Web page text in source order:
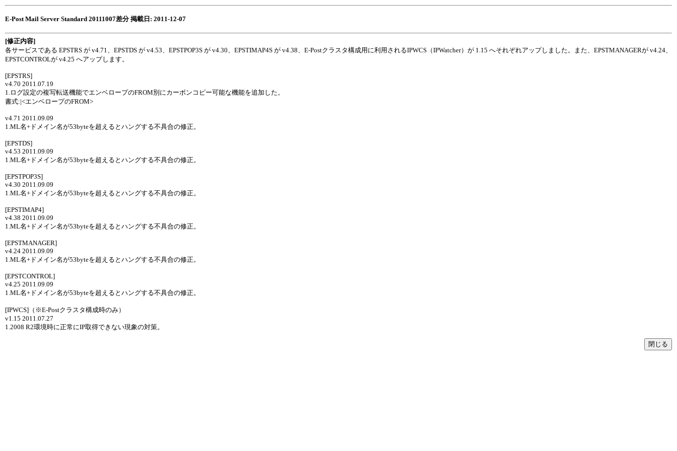
E-Post Mail Server Standard 20111007差分 掲載日: 2011-12-07
[修正内容]
各サービスである EPSTRS が v4.71、EPSTDS が v4.53、EPSTPOP3S が v4.30、EPSTIMAP4S が v4.38、E-Postクラスタ構成用に利用されるIPWCS（IPWatcher）が 1.15 へそれぞれアップしました。また、EPSTMANAGERが v4.24、
EPSTCONTROLが v4.25 へアップします。
[EPSTRS]
v4.70 2011.07.19
1.ログ設定の複写転送機能でエンベロープのFROM別にカーボンコピー可能な機能を追加した。
書式:|<エンベロープのFROM>
v4.71 2011.09.09
1.ML名+ドメイン名が53byteを超えるとハングする不具合の修正。
[EPSTDS]
v4.53 2011.09.09
1.ML名+ドメイン名が53byteを超えるとハングする不具合の修正。
[EPSTPOP3S]
v4.30 2011.09.09
1.ML名+ドメイン名が53byteを超えるとハングする不具合の修正。
[EPSTIMAP4]
v4.38 2011.09.09
1.ML名+ドメイン名が53byteを超えるとハングする不具合の修正。
[EPSTMANAGER]
v4.24 2011.09.09
1.ML名+ドメイン名が53byteを超えるとハングする不具合の修正。
[EPSTCONTROL]
v4.25 2011.09.09
1.ML名+ドメイン名が53byteを超えるとハングする不具合の修正。
[IPWCS]（※E-Postクラスタ構成時のみ）
v1.15 2011.07.27
1.2008 R2環境時に正常にIP取得できない現象の対策。